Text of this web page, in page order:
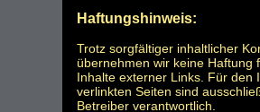
Haftungshinweis:
Trotz sorgfältiger inhaltlicher
übernehmen wir keine Haftung
Inhalte externer Links. Für den
verlinkten Seiten sind
Betreiber verantwortlich.